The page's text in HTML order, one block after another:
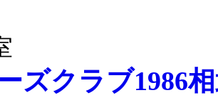
ズクラブ1986